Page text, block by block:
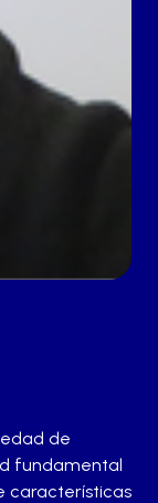
de
fundamental
características